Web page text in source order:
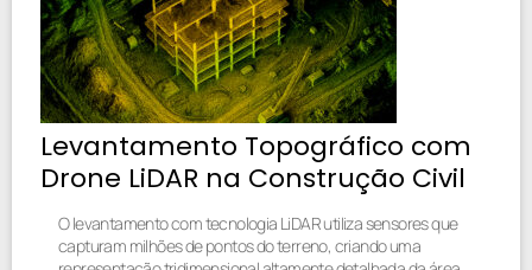
Levantamento Topográfico com
Drone LiDAR na Construção Civil
O levantamento com tecnologia LiDAR utiliza sensores que
capturam milhões de pontos do terreno, criando uma